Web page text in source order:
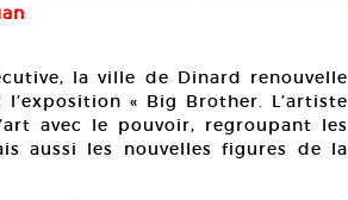
la ville de Dinard renouvelle
« Big Brother. L’artiste
avec le pouvoir, regroupant les
aussi les nouvelles figures de la